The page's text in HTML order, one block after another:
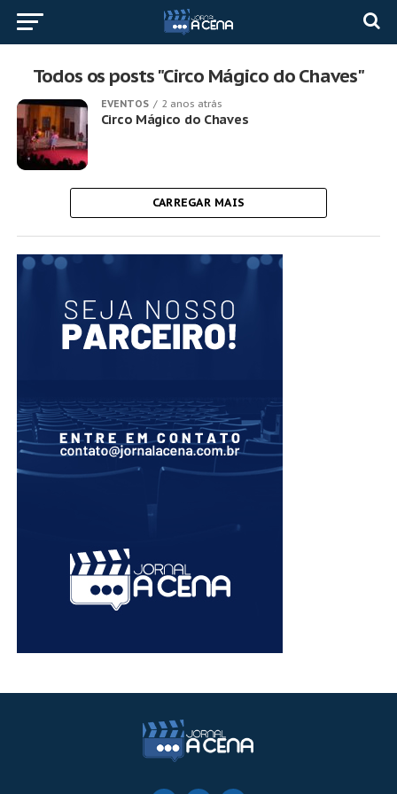
Todos os posts "Circo Mágico do Chaves"
EVENTOS 2 anos atrás
Circo Mágico do Chaves
CARREGAR MAIS